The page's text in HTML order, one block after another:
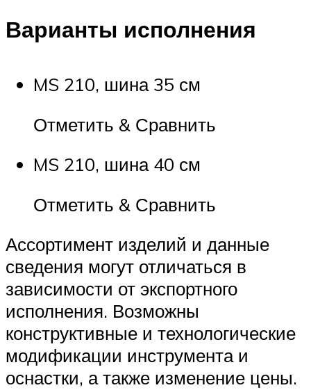
Варианты исполнения
MS 210, шина 35 см
Отметить & Сравнить
MS 210, шина 40 см
Отметить & Сравнить
Ассортимент изделий и данные
сведения могут отличаться в
зависимости от экспортного
исполнения. Возможны
конструктивные и технологические
модификации инструмента и
оснастки, а также изменение цены.